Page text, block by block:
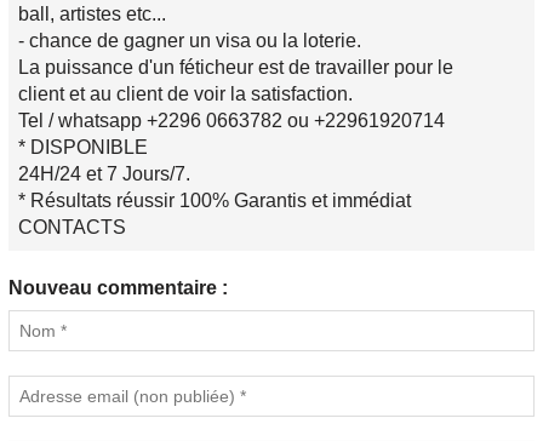
ball, artistes etc...
- chance de gagner un visa ou la loterie.
La puissance d'un féticheur est de travailler pour le
client et au client de voir la satisfaction.
Tel / whatsapp +2296 0663782 ou +22961920714
* DISPONIBLE
24H/24 et 7 Jours/7.
* Résultats réussir 100% Garantis et immédiat
CONTACTS
Nouveau commentaire :